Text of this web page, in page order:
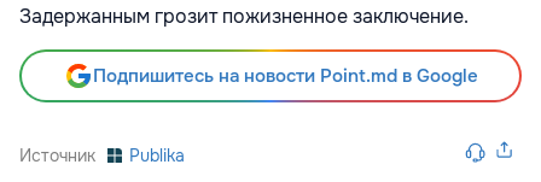
Задержанным грозит пожизненное заключение.
Подпишитесь на новости Point.md в Google
Источник Publika